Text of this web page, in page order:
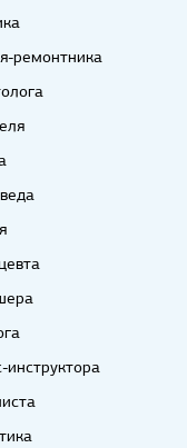
ремонтника